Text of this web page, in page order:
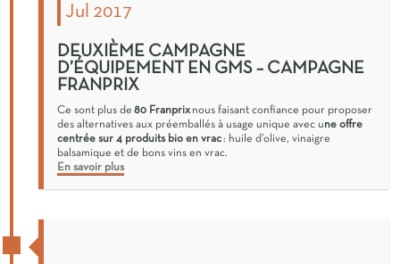
Jul 2017
DEUXIÈME CAMPAGNE
D’ÉQUIPEMENT EN GMS – CAMPAGNE
FRANPRIX
Ce sont plus de 80 Franprixnous faisant confiance pour proposer
des alternatives aux préemballés à usage unique avec une offre
centrée sur 4 produits bio en vrac: huile d’olive, vinaigre
balsamique et de bons vins en vrac.
En savoir plus